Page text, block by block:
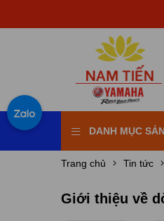
DANH MỤC
Trang chủ Tin tức
Giới thiệu về